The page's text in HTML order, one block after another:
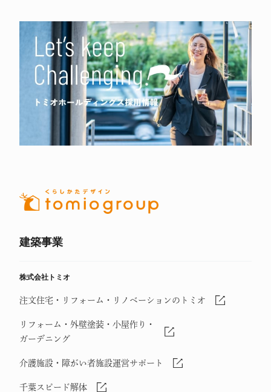
建築事業
株式会社トミオ
注文住宅・リフォーム・リノベーションのトミオ
リフォーム・外壁塗装・小屋作り・
ガーデニング
介護施設・障がい者施設運営サポート
千葉スピード解体